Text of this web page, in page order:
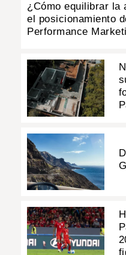
¿Cómo equilibrar la
el posicionamiento
Performance